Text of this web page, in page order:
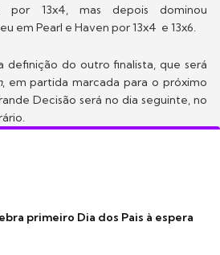
por 13x4, mas depois dominou
em Pearl e Haven por 13x4 e 13x6.
definição do outro finalista, que será
, em partida marcada para o próximo
Decisão será no dia seguinte, no
primeiro Dia dos Pais à espera